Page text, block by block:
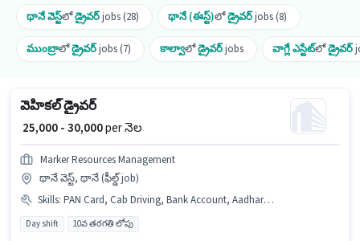
థానే వెస్ట్లోడ్రైవర్jobs (28) థానే (ఈస్ట్)లోడ్రైవర్jobs (8)
ముంబ్రాలోడ్రైవర్jobs (7) కాల్వాలోడ్రైవర్jobs వాగ్లే ఎస్టేట్లోడ్రైవర్
వెహికల్ డ్రైవర్
₹ 25,000 - 30,000per నెల
Marker Resources Management
థానే వెస్ట్, థానే (ఫీల్డ్ job)
Skills: PAN Card, Cab Driving, Bank Account, Aadhar Card, 4-Wheeler Driving Licence, Private Car Driving, Luxury Car Driving, Automatic Car Driving, Smartphone
Day shift 10వ తరగతి లోపు